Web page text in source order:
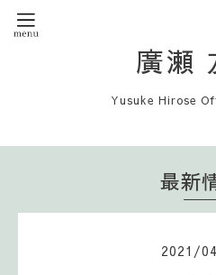
廣瀬
Yusuke Hirose
最新
2021 /04